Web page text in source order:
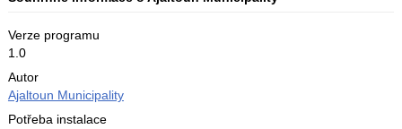
Verze programu
1.0
Autor
Ajaltoun Municipality
Potřeba instalace